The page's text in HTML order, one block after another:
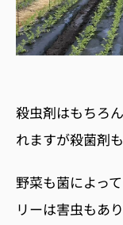
殺虫剤はもちろ
れますが殺菌剤
野菜も菌によっ
リーは害虫もあ